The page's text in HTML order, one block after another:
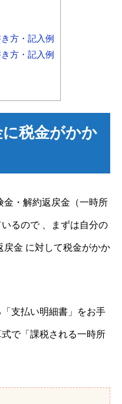
方・記入例
方・記入例
税金がかか
金・解約返戻金（一時所
るので 、まずは自分の
戻金 に対して税金がかか
支払い明細書」をお手
で「課税される一時所